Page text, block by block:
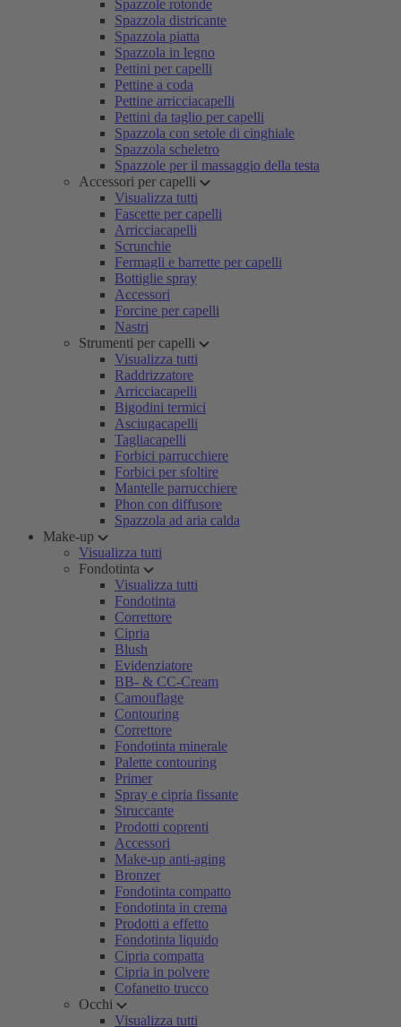
Spazzole rotonde
Spazzola districante
Spazzola piatta
Spazzola in legno
Pettini per capelli
Pettine a coda
Pettine arricciacapelli
Pettini da taglio per capelli
Spazzola con setole di cinghiale
Spazzola scheletro
Spazzole per il massaggio della testa
Accessori per capelli
Visualizza tutti
Fascette per capelli
Arricciacapelli
Scrunchie
Fermagli e barrette per capelli
Bottiglie spray
Accessori
Forcine per capelli
Nastri
Strumenti per capelli
Visualizza tutti
Raddrizzatore
Arricciacapelli
Bigodini termici
Asciugacapelli
Tagliacapelli
Forbici parrucchiere
Forbici per sfoltire
Mantelle parrucchiere
Phon con diffusore
Spazzola ad aria calda
Make-up
Visualizza tutti
Fondotinta
Visualizza tutti
Fondotinta
Correttore
Cipria
Blush
Evidenziatore
BB- & CC-Cream
Camouflage
Contouring
Correttore
Fondotinta minerale
Palette contouring
Primer
Spray e cipria fissante
Struccante
Prodotti coprenti
Accessori
Make-up anti-aging
Bronzer
Fondotinta compatto
Fondotinta in crema
Prodotti a effetto
Fondotinta liquido
Cipria compatta
Cipria in polvere
Cofanetto trucco
Occhi
Visualizza tutti